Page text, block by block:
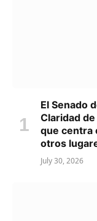
El Senado
Claridad
que centra
otros
July 30, 2026